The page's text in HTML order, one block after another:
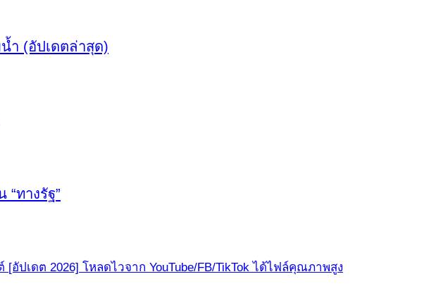
ำ (อัปเดตล่าสุด)
ทางรัฐ”